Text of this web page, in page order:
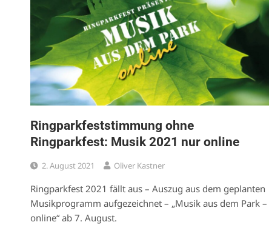
Ringparkfeststimmung ohne
Ringparkfest: Musik 2021 nur online
2. August 2021 Oliver Kastner
Ringparkfest 2021 fällt aus – Auszug aus dem geplanten
Musikprogramm aufgezeichnet – „Musik aus dem Park –
online“ ab 7. August.